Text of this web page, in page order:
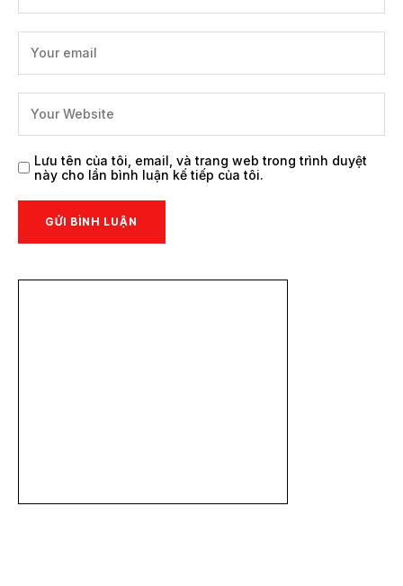
Lưu tên của tôi, email, và trang web trong trình duyệt
này cho lần bình luận kế tiếp của tôi.